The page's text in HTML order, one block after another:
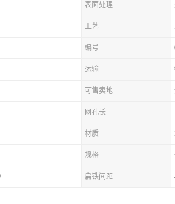
表面处理
工艺
编号
运输
可售卖地
网孔长
材质
规格
扁铁间距